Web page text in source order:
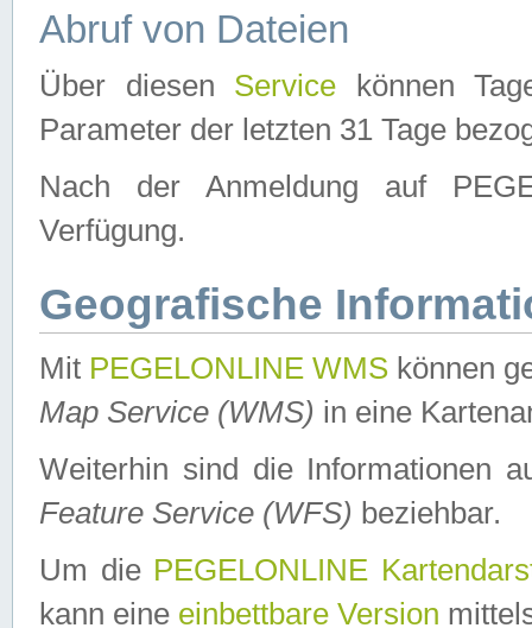
Abruf von Dateien
Über diesen Service können
Parameter der letzten 31 Tage
Nach der Anmeldung auf
Verfügung.
Geografische
Mit PEGELONLINE WMS können
Map Service (WMS) in eine
Weiterhin sind die Informationen
Feature Service (WFS) beziehbar.
Um die PEGELONLINE
kann eine einbettbare Version